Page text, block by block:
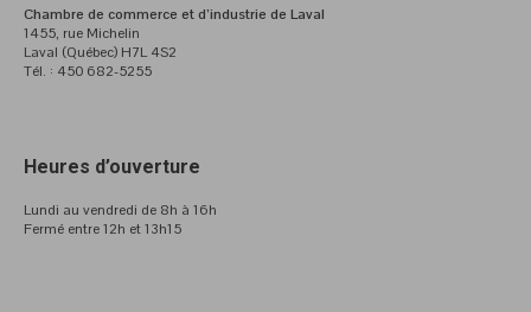
Chambre de commerce et d’industrie de Laval
1455, rue Michelin
Laval (Québec) H7L 4S2
Tél. : 450 682-5255
Heures d’ouverture
Lundi au vendredi de 8h à 16h
Fermé entre 12h et 13h15